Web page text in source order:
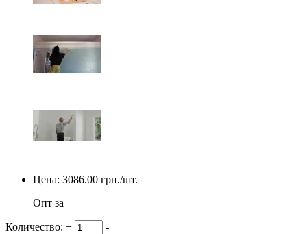
Цена: 3086.00 грн./шт.
Опт за
Количество: + -